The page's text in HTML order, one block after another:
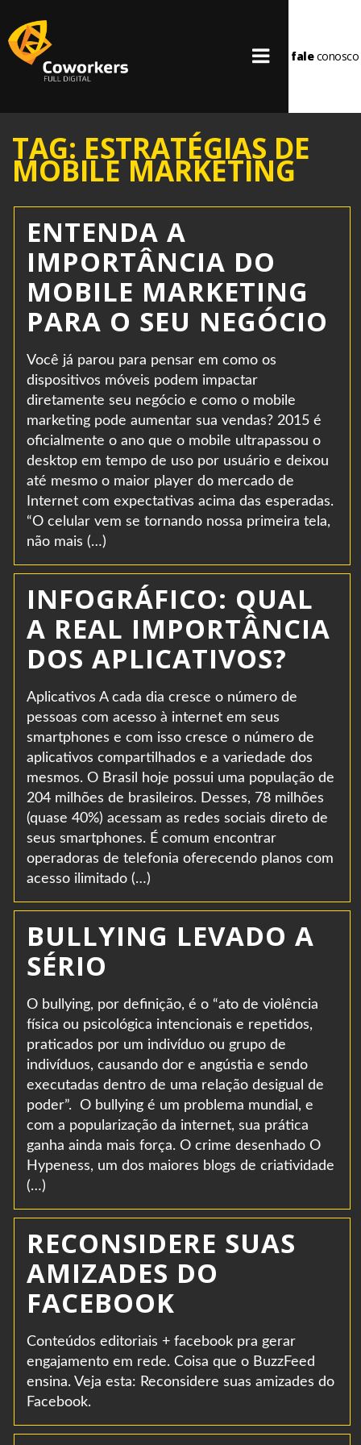
faleconosco
TAG: ESTRATÉGIAS DE
MOBILE MARKETING
ENTENDA A
IMPORTÂNCIA DO
MOBILE MARKETING
PARA O SEU NEGÓCIO
Você já parou para pensar em como os
dispositivos móveis podem impactar
diretamente seu negócio e como o mobile
marketing pode aumentar sua vendas? 2015 é
oficialmente o ano que o mobile ultrapassou o
desktop em tempo de uso por usuário e deixou
até mesmo o maior player do mercado de
Internet com expectativas acima das esperadas.
“O celular vem se tornando nossa primeira tela,
não mais (…)
INFOGRÁFICO: QUAL
A REAL IMPORTÂNCIA
DOS APLICATIVOS?
Aplicativos A cada dia cresce o número de
pessoas com acesso à internet em seus
smartphones e com isso cresce o número de
aplicativos compartilhados e a variedade dos
mesmos. O Brasil hoje possui uma população de
204 milhões de brasileiros. Desses, 78 milhões
(quase 40%) acessam as redes sociais direto de
seus smartphones. É comum encontrar
operadoras de telefonia oferecendo planos com
acesso ilimitado (…)
BULLYING LEVADO A
SÉRIO
O bullying, por definição, é o “ato de violência
física ou psicológica intencionais e repetidos,
praticados por um indivíduo ou grupo de
indivíduos, causando dor e angústia e sendo
executadas dentro de uma relação desigual de
poder”. O bullying é um problema mundial, e
com a popularização da internet, sua prática
ganha ainda mais força. O crime desenhado O
Hypeness, um dos maiores blogs de criatividade
(…)
RECONSIDERE SUAS
AMIZADES DO
FACEBOOK
Conteúdos editoriais + facebook pra gerar
engajamento em rede. Coisa que o BuzzFeed
ensina. Veja esta: Reconsidere suas amizades do
Facebook.